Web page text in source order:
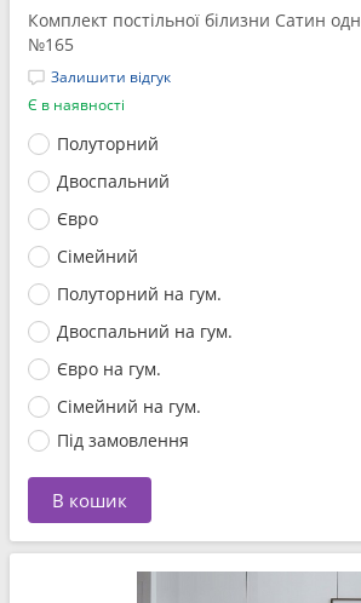
Комплект постільної білизни Сатин
№165
Залишити відгук
Є в наявності
Полуторний
Двоспальний
Євро
Сімейний
Полуторний на гум.
Двоспальний на гум.
Євро на гум.
Сімейний на гум.
Під замовлення
В кошик